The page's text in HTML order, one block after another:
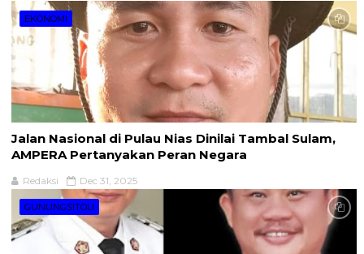
EKONOMI
Jalan Nasional di Pulau Nias Dinilai Tambal Sulam,
AMPERA Pertanyakan Peran Negara
Redaksi Dec 31, 2025
GUNUNGSITOLI